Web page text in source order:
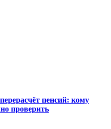
пенсий: кому
проверить